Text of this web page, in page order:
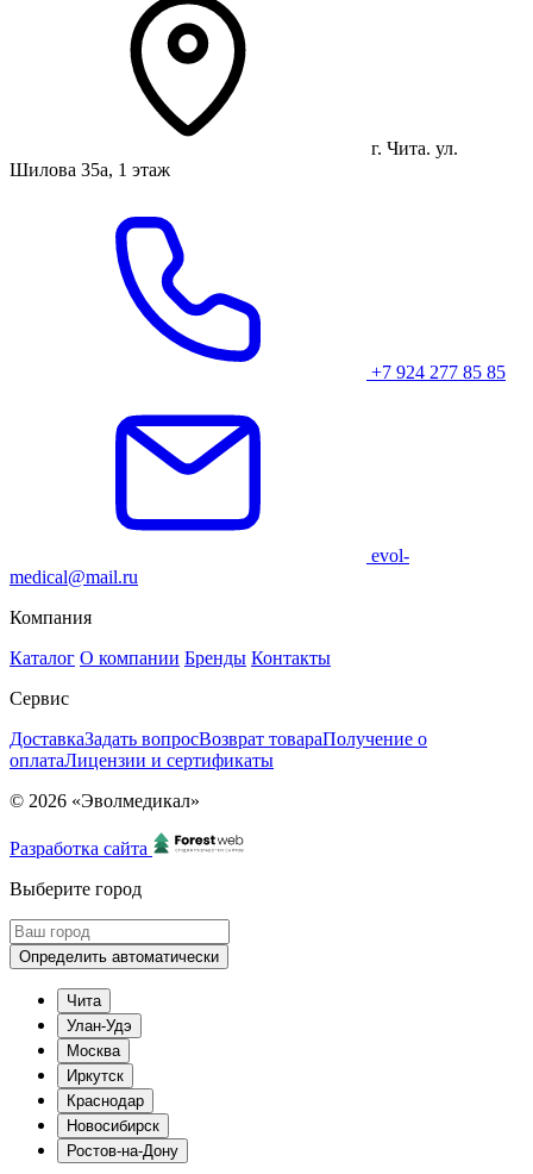
г. Чита. ул.
Шилова 35а, 1 этаж
+7 924 277 85 85
evol-
medical@mail.ru
Компания
Каталог О компании Бренды Контакты
Сервис
ДоставкаЗадать вопросВозврат товараПолучение о
оплатаЛицензии и сертификаты
© 2026 «Эволмедикал»
Разработка сайта
Выберите город
Определить автоматически
Чита
Улан-Удэ
Москва
Иркутск
Краснодар
Новосибирск
Ростов-на-Дону